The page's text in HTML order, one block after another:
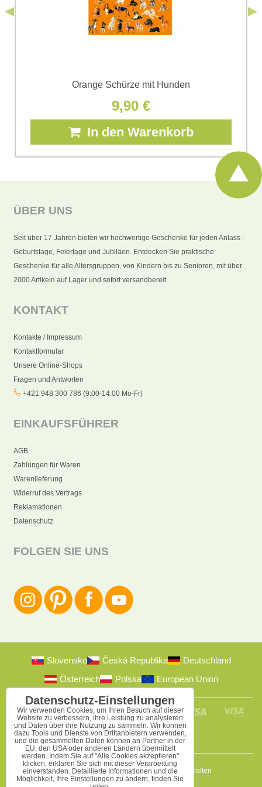
Orange Schürze mit Hunden
9,90 €
In den Warenkorb
ÜBER UNS
Seit über 17 Jahren bieten wir hochwertige Geschenke für jeden Anlass -
Geburtstage, Feiertage und Jubiläen. Entdecken Sie praktische
Geschenke für alle Altersgruppen, von Kindern bis zu Senioren, mit über
2000 Artikeln auf Lager und sofort versandbereit.
KONTAKT
Kontakte / Impressum
Kontaktformular
Unsere Online-Shops
Fragen und Antworten
+421 948 300 786 (9:00-14:00 Mo-Fr)
EINKAUFSFÜHRER
AGB
Zahlungen für Waren
Warenlieferung
Widerruf des Vertrags
Reklamationen
Datenschutz
FOLGEN SIE UNS
Slovensko Česká Republika
Deutschland
Österreich
Polska European Union
2009-2026 © Bomba s.r.o.Alle Rechte vorbehalten
Datenschutz-Einstellungen
Wir verwenden Cookies, um Ihren Besuch auf dieser
Website zu verbessern, ihre Leistung zu analysieren
und Daten über ihre Nutzung zu sammeln. Wir können
dazu Tools und Dienste von Drittanbietern verwenden,
und die gesammelten Daten können an Partner in der
EU, den USA oder anderen Ländern übermittelt
werden. Indem Sie auf "Alle Cookies akzeptieren"
klicken, erklären Sie sich mit dieser Verarbeitung
einverstanden. Detaillierte Informationen und die
Möglichkeit, Ihre Einstellungen zu ändern, finden Sie